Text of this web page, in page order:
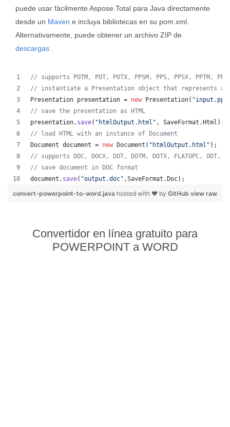
puede usar fácilmente Aspose.Total para Java directamente
desde un Maven e incluya bibliotecas en su pom.xml.
Alternativamente, puede obtener un archivo ZIP de
descargas
// supports POTM, POT, POTX, PPSM, PPS, PPSX, PPTM,
// instantiate a Presentation object that represents a
Presentation presentation = new Presentation(
// save the presentation as HTML
presentation. save( "htmlOutput.html" , SaveFormat . Html );
// load HTML with an instance of Document
Document document = new Document ( "htmlOutput.html" );
// supports DOC, DOCX, DOT, DOTM, DOTX, FLATOPC,
// save document in DOC format
document . save( "output.doc" ,SaveFormat . Doc);
view raw
convert-powerpoint-to-word.java hosted with ❤ by GitHub
Convertidor en línea gratuito para
POWERPOINT a WORD